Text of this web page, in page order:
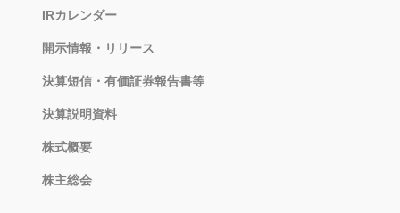
IRカレンダー
開示情報・リリース
決算短信・有価証券報告書等
決算説明資料
株式概要
株主総会